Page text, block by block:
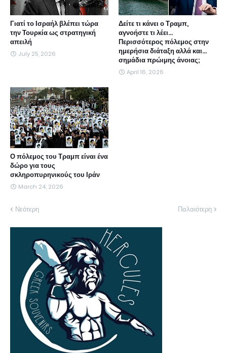
Γιατί το Ισραήλ βλέπει τώρα
την Τουρκία ως στρατηγική
απειλή
July 25, 2026
Δείτε τι κάνει ο Τραμπ,
αγνοήστε τι λέει...
Περισσότερος πόλεμος στην
ημερήσια διάταξη αλλά και...
σημάδια πρώιμης άνοιας;
April 16, 2026
Ο πόλεμος του Τραμπ είναι ένα
δώρο για τους
σκληροπυρηνικούς του Ιράν
March 24, 2026
Νεότερη Παλαιότερη